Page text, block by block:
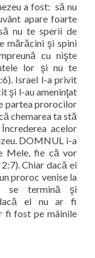
a fost: să nu
apare foarte
nu te sperii de
mărăcini şi spini
cu nişte
lor şi nu te
Israel l-a privit
şi l-au ameninţat
partea prorocilor
chemarea ta stă
acelor
DOMNUL i-a
Mele, fie că vor
Chiar dacă ei
proroc venise la
se termină şi
dacă el nu ar fi
fi fost pe mâinile